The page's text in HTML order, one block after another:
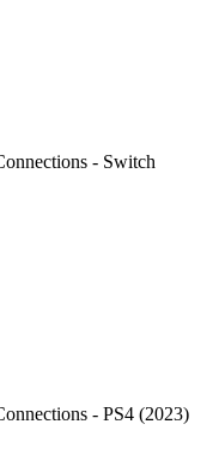
- Switch
- PS4 (2023)